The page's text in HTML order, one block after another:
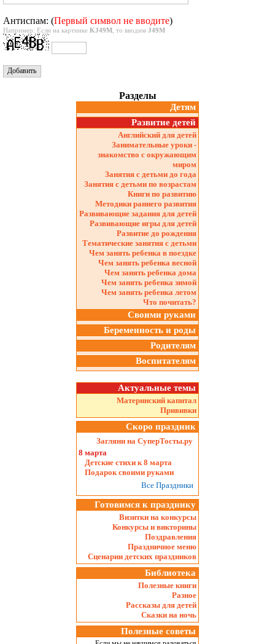
Антиспам: (Первый символ не вводите)
Например: Если на картинке KJ49M , то вводим J49M
Разделы
Детям
Развитие детей
Английский для детей
Занимательные уроки -
знакомство с окружающим
миром
Занятия с детьми до года
Занятия с детьми по возрастам
Книги по развитию
Методики раннего развития
Развивающие задания для детей
Развивающие игры для детей
Развитие до рождения
Тематические занятия с детьми
Чем занять ребенка в поездке
Чем занять ребенка весной
Чем занять ребенка дома
Чем занять ребенка зимой
Чем занять ребенка летом
Что почитать?
Своими руками
Беременность и роды
Родителям
Воспитателям
Актуальные темы
Материнский капитал
Прививки
Скоро праздник
Загляни на СуперТосты.ру
8 марта
Детские стихи к 8 марта
Подарок своими руками
Все Праздники
Готовимся к празднику
Визитки на конкурсы
Конкурсы и викторины
Поздравления
Праздничное меню
Сценарии детских праздников
Библиотека
Полезные книги
Разное
Рассказы для детей
Сказки на ночь
Полезные советы